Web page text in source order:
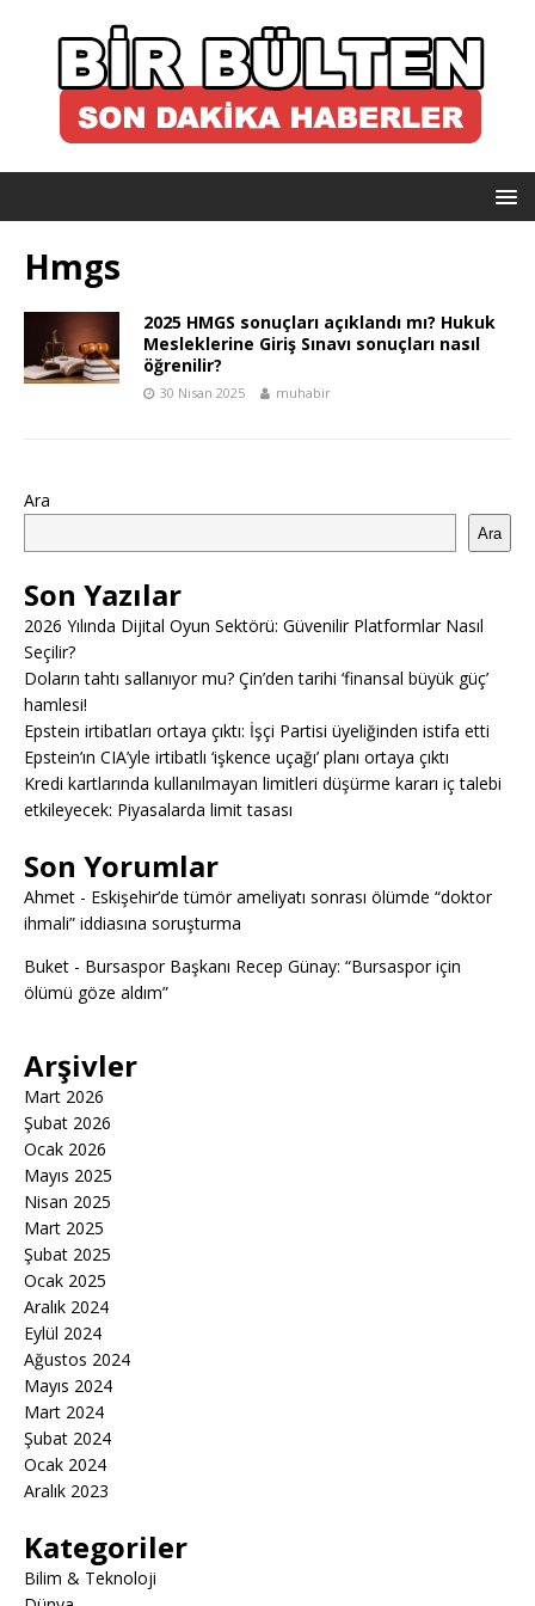
Hmgs
2025 HMGS sonuçları açıklandı mı? Hukuk
Mesleklerine Giriş Sınavı sonuçları nasıl
öğrenilir?
30 Nisan 2025 muhabir
Ara
Ara
Son Yazılar
2026 Yılında Dijital Oyun Sektörü: Güvenilir Platformlar Nasıl
Seçilir?
Doların tahtı sallanıyor mu? Çin’den tarihi ‘finansal büyük güç’
hamlesi!
Epstein irtibatları ortaya çıktı: İşçi Partisi üyeliğinden istifa etti
Epstein’ın CIA’yle irtibatlı ‘işkence uçağı’ planı ortaya çıktı
Kredi kartlarında kullanılmayan limitleri düşürme kararı iç talebi
etkileyecek: Piyasalarda limit tasası
Son Yorumlar
Ahmet - Eskişehir’de tümör ameliyatı sonrası ölümde “doktor
ihmali” iddiasına soruşturma
Buket - Bursaspor Başkanı Recep Günay: “Bursaspor için
ölümü göze aldım”
Arşivler
Mart 2026
Şubat 2026
Ocak 2026
Mayıs 2025
Nisan 2025
Mart 2025
Şubat 2025
Ocak 2025
Aralık 2024
Eylül 2024
Ağustos 2024
Mayıs 2024
Mart 2024
Şubat 2024
Ocak 2024
Aralık 2023
Kategoriler
Bilim & Teknoloji